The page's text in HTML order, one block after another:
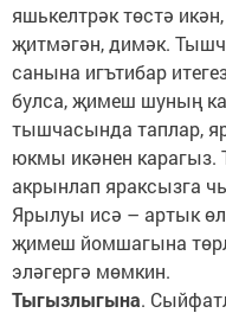
яшькелтрәк төстә
җитмәгән, димәк.
санына игътибар
булса, җимеш шуның
тышчасында таплар,
юкмы икәнен
акрынлап яраксызга
Ярылуы исә – артык
җимеш йомшагына
эләгергә мөмкин.
Тыгызлыгына.